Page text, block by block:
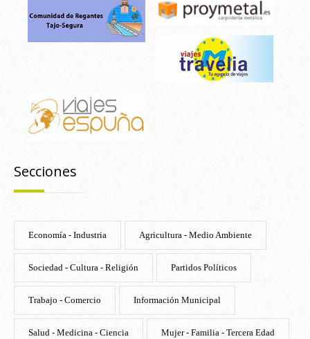
Secciones
Economía - Industria Agricultura - Medio Ambiente
Sociedad - Cultura - Religión Partidos Políticos
Trabajo - Comercio Información Municipal
Salud - Medicina - Ciencia Mujer - Familia - Tercera Edad